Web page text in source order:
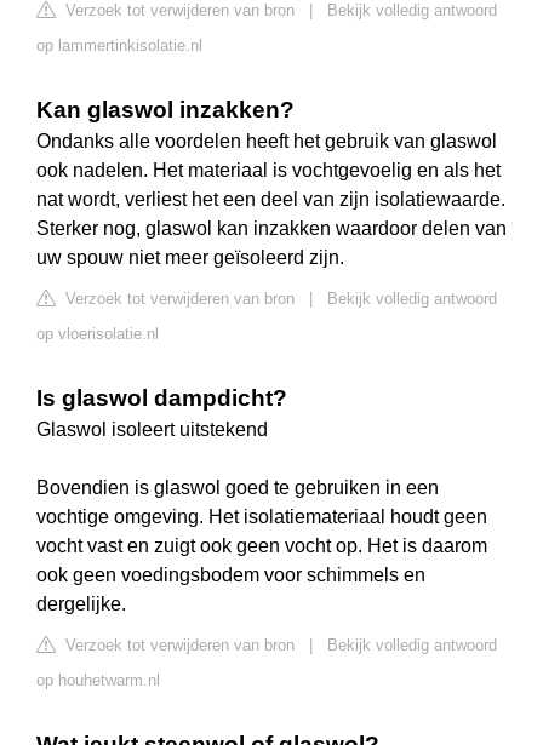
Verzoek tot verwijderen van bron
Bekijk volledig antwoord
op lammertinkisolatie.nl
Kan glaswol inzakken?
Ondanks alle voordelen heeft het gebruik van glaswol
ook nadelen. Het materiaal is vochtgevoelig en als het
nat wordt, verliest het een deel van zijn isolatiewaarde.
Sterker nog, glaswol kan inzakken waardoor delen van
uw spouw niet meer geïsoleerd zijn.
Verzoek tot verwijderen van bron
Bekijk volledig antwoord
op vloerisolatie.nl
Is glaswol dampdicht?
Glaswol isoleert uitstekend
Bovendien is glaswol goed te gebruiken in een
vochtige omgeving. Het isolatiemateriaal houdt geen
vocht vast en zuigt ook geen vocht op. Het is daarom
ook geen voedingsbodem voor schimmels en
dergelijke.
Verzoek tot verwijderen van bron
Bekijk volledig antwoord
op houhetwarm.nl